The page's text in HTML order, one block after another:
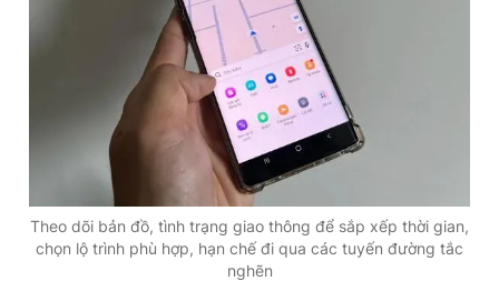
Theo dõi bản đồ, tình trạng giao thông để sắp xếp thời gian,
chọn lộ trình phù hợp, hạn chế đi qua các tuyến đường tắc
nghẽn